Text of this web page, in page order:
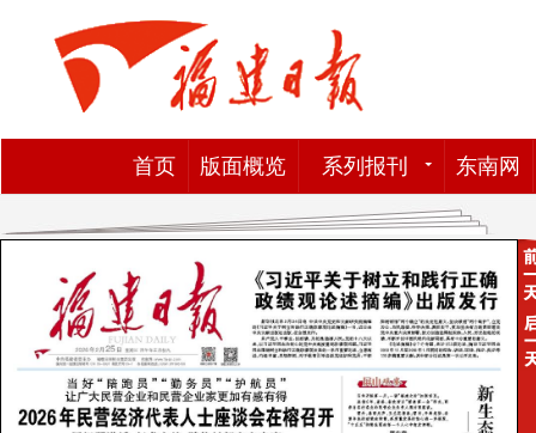
首页 版面概览 系列报刊 东南网